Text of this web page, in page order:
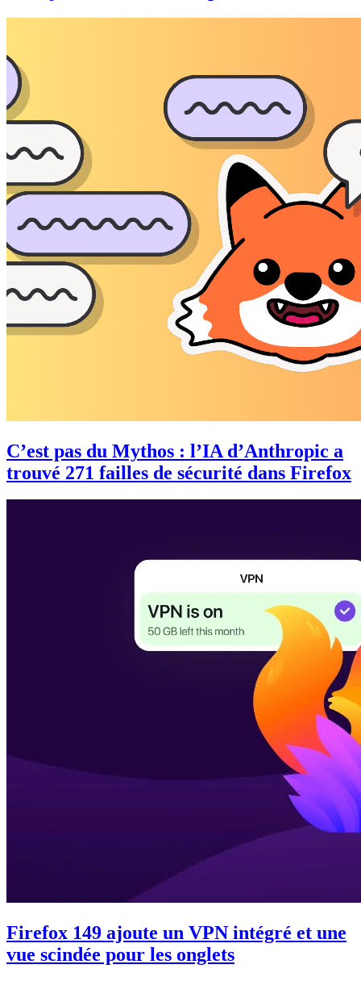
C’est pas du Mythos : l’IA d’Anthropic a
trouvé 271 failles de sécurité dans Firefox
Firefox 149 ajoute un VPN intégré et une
vue scindée pour les onglets